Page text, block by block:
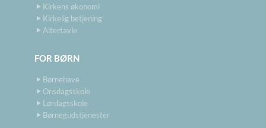
Kirkens økonomi
Kirkelig betjening
Altertavle
FOR BØRN
Børnehave
Onsdagsskole
Lørdagsskole
Børnegudstjenester